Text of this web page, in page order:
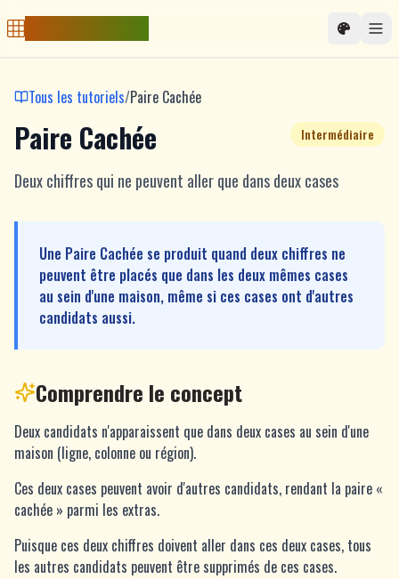
Tous les tutoriels/Paire Cachée
Paire Cachée Intermédiaire
Deux chiffres qui ne peuvent aller que dans deux cases
Une Paire Cachée se produit quand deux chiffres ne
peuvent être placés que dans les deux mêmes cases
au sein d'une maison, même si ces cases ont d'autres
candidats aussi.
Comprendre le concept
Deux candidats n'apparaissent que dans deux cases au sein d'une
maison (ligne, colonne ou région).
Ces deux cases peuvent avoir d'autres candidats, rendant la paire «
cachée » parmi les extras.
Puisque ces deux chiffres doivent aller dans ces deux cases, tous
les autres candidats peuvent être supprimés de ces cases.